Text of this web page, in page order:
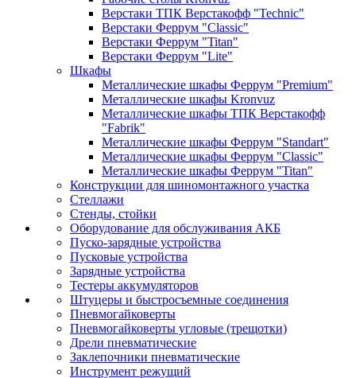
Верстаки ТПК Верстакофф "Technic"
Верстаки Феррум "Classic"
Верстаки Феррум "Titan"
Верстаки Феррум "Lite"
Шкафы
Металлические шкафы Феррум "Premium"
Металлические шкафы Kronvuz
Металлические шкафы ТПК Верстакофф
"Fabrik"
Металлические шкафы Феррум "Standart"
Металлические шкафы Феррум "Classic"
Металлические шкафы Феррум "Titan"
Конструкции для шиномонтажного участка
Стеллажи
Стенды, стойки
Оборудование для обслуживания АКБ
Пуско-зарядные устройства
Пусковые устройства
Зарядные устройства
Тестеры аккумуляторов
Штуцеры и быстросъемные соединения
Пневмогайковерты
Пневмогайковерты угловые (трещотки)
Дрели пневматические
Заклепочники пневматические
Инструмент режущий